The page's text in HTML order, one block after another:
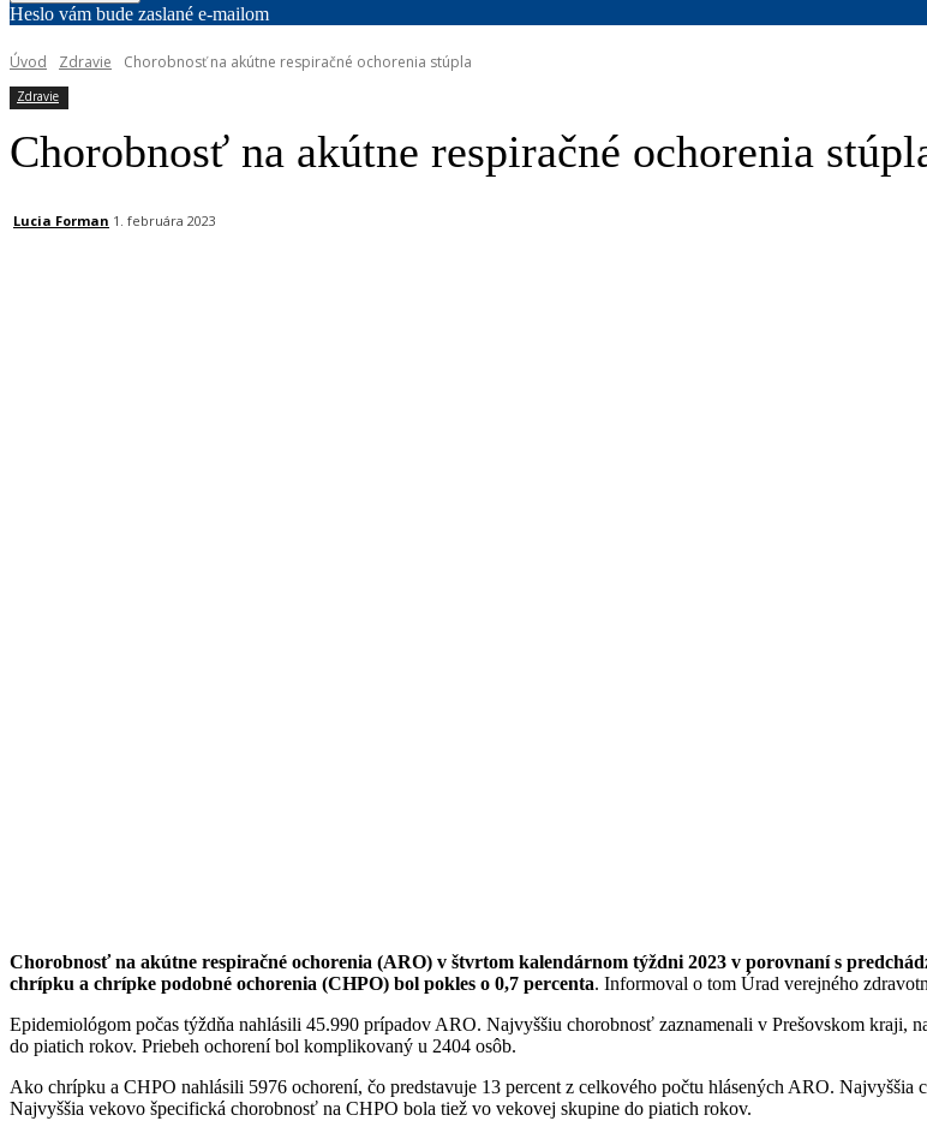
Heslo vám bude zaslané e-mailom
Úvod Zdravie Chorobnosť na akútne respiračné ochorenia stúpla
Zdravie
Chorobnosť na akútne respiračné ochorenia
Lucia Forman 1. februára 2023
Chorobnosť na akútne respiračné ochorenia (ARO) v štvrtom kalendárnom týždni 2023 v porovnaní s
chrípku a chrípke podobné ochorenia (CHPO) bol pokles o 0,7 percenta. Informoval o tom Úrad verejného
Epidemiológom počas týždňa nahlásili 45.990 prípadov ARO. Najvyššiu chorobnosť zaznamenali v Prešovskom kraji,
do piatich rokov. Priebeh ochorení bol komplikovaný u 2404 osôb.
Ako chrípku a CHPO nahlásili 5976 ochorení, čo predstavuje 13 percent z celkového počtu hlásených ARO. Najvyššia
Najvyššia vekovo špecifická chorobnosť na CHPO bola tiež vo vekovej skupine do piatich rokov.